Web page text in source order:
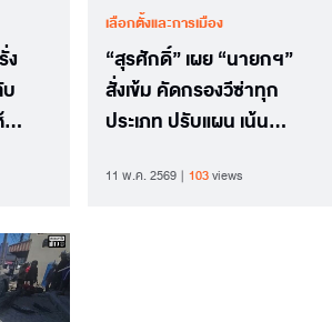
ง
เลือกตั้งและการเมือง
“สุรศักดิ์” เผย “นายกฯ”
สั่งเข้ม คัดกรองวีซ่าทุก
ประเภท ปรับแผน เน้น
11 พ.ค. 2569 103views